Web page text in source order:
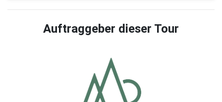
Auftraggeber dieser Tour